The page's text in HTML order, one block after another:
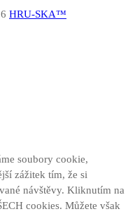
HRU-SKA™
soubory cookie,
zážitek tím, že si
návštěvy. Kliknutím na
cookies. Můžete však